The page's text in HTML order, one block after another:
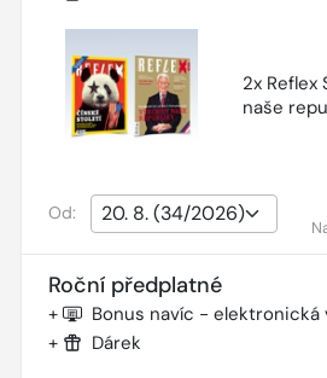
2x
naše
Od:
Roční předplatné
+ Bonus navíc - elektronická
+
Dárek